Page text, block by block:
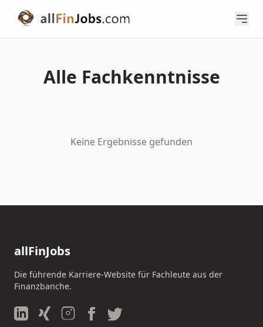
Alle Fachkenntnisse
Keine Ergebnisse gefunden
allFinJobs
Die führende Karriere-Website für Fachleute aus der
Finanzbanche.